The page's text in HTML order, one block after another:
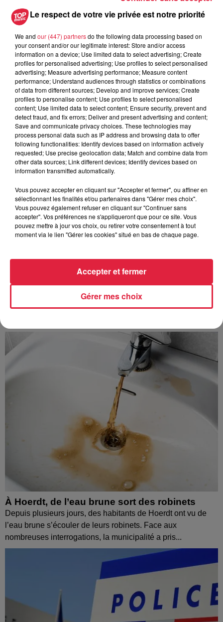
Tags antisémites à Strasbourg :
Catherine Trautmann réagit
À découvrir également
Les sentiers poussettes de la Vallée de Villé
La Vallée de Villé propose 14 randonnées à faire en
poussette ou avec de jeunes enfants. Idéal pour découvrir la
À Hoerdt, de l’eau brune sort des robinets
Depuis plusieurs jours, des habitants de Hoerdt ont vu de
l’eau brune s’écouler de leurs robinets. Face aux
nombreuses interrogations, la municipalité a pris...
Le respect de votre vie privée est notre priorité
We and our (447) partnersdo the following data processing based on
your consent and/or our legitimate interest: Store and/or access
information on a device; Use limited data to select advertising; Create
profiles for personalised advertising; Use profiles to select personalised
advertising; Measure advertising performance; Measure content
performance; Understand audiences through statistics or combinations
of data from different sources; Develop and improve services; Create
profiles to personalise content; Use profiles to select personalised
content; Use limited data to select content; Ensure security, prevent and
detect fraud, and fix errors; Deliver and present advertising and content;
Save and communicate privacy choices. These technologies may
process personal data such as IP address and browsing data to offer
following functionalities: Identify devices based on information actively
requested; Use precise geolocation data; Match and combine data from
other data sources; Link different devices; Identify devices based on
information transmitted automatically.
Vous pouvez accepter en cliquant sur "Accepter et fermer", ou affiner en
sélectionnant les finalités et/ou partenaires dans "Gérer mes choix".
Vous pouvez également refuser en cliquant sur "Continuer sans
accepter". Vos préférences ne s'appliqueront que pour ce site. Vous
pouvez mettre à jour vos choix, ou retirer votre consentement à tout
moment via le lien "Gérer les cookies" situé en bas de chaque page.
Gérer mes choix
Accepter et fermer